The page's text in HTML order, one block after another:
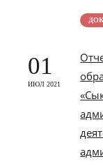
01
ИЮЛ 2021